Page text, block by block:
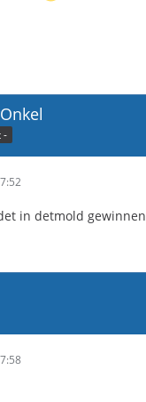
-
in detmold gewinnen